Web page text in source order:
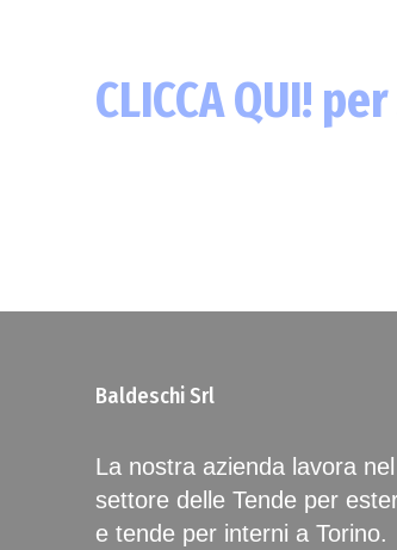
CLICCA QUI!
Baldeschi Srl
La nostra azienda lavora nel
settore delle Tende per
e tende per interni a Torino.